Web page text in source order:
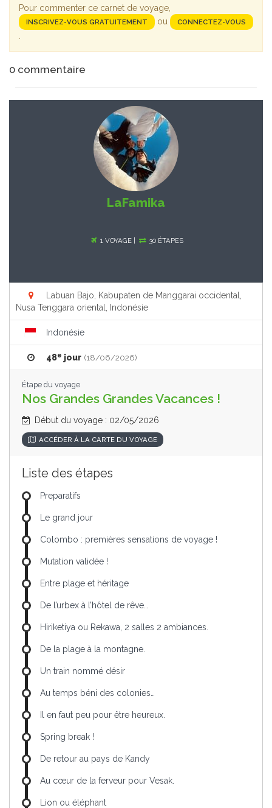
Pour commenter ce carnet de voyage,
INSCRIVEZ-VOUS GRATUITEMENT ou CONNECTEZ-VOUS
0 commentaire
LaFamika
1 VOYAGE | 30 ÉTAPES
Labuan Bajo, Kabupaten de Manggarai occidental,
Nusa Tenggara oriental, Indonésie
Indonésie
48e jour (18/06/2026)
Étape du voyage
Nos Grandes Grandes Vacances !
Début du voyage : 02/05/2026
ACCÉDER À LA CARTE DU VOYAGE
Liste des étapes
Preparatifs
Le grand jour
Colombo : premières sensations de voyage !
Mutation validée !
Entre plage et héritage
De l’urbex à l’hôtel de rêve…
Hiriketiya ou Rekawa, 2 salles 2 ambiances.
De la plage à la montagne.
Un train nommé désir
Au temps béni des colonies…
Il en faut peu pour être heureux.
Spring break !
De retour au pays de Kandy
Au cœur de la ferveur pour Vesak.
Lion ou éléphant